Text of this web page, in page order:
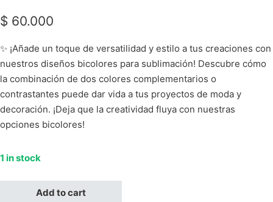
$ 60.000
✨ ¡Añade un toque de versatilidad y estilo a tus creaciones con
nuestros diseños bicolores para sublimación! Descubre cómo
la combinación de dos colores complementarios o
contrastantes puede dar vida a tus proyectos de moda y
decoración. ¡Deja que la creatividad fluya con nuestras
opciones bicolores!
1 in stock
Bitono negro con blanco, siluetas de hojas quantity
Add to cart